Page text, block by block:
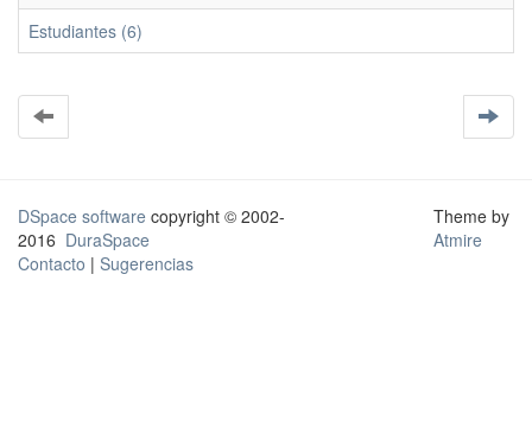
Estudiantes (6)
DSpace software copyright © 2002-
2016 DuraSpace
Contacto | Sugerencias
Theme by
Atmire